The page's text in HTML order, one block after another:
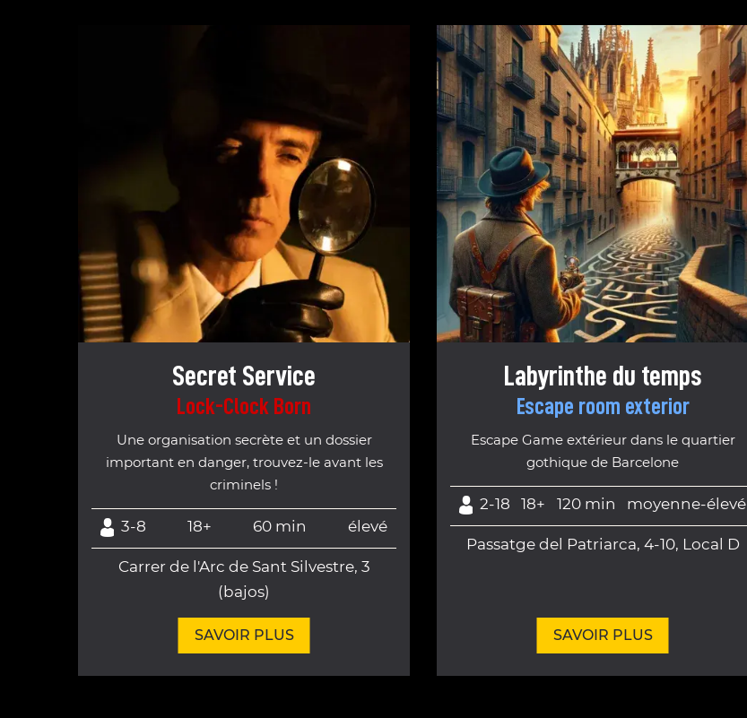
Secret Service
Lock-Clock Born
Une organisation secrète et un dossier
important en danger, trouvez-le avant les
criminels !
3-8 18+ 60 min élevé
Carrer de l'Arc de Sant Silvestre, 3
(bajos)
SAVOIR PLUS
Labyrinthe du temps
Escape room exterior
Escape Game extérieur dans le quartier
gothique de Barcelone
2-18 18+ 120 min moyenne-élevé
Passatge del Patriarca, 4-10, Local D
SAVOIR PLUS